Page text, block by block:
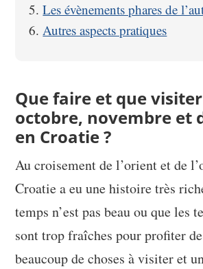
Les évènements phares de
Autres aspects pratiques
Que faire et que
octobre, novembre et
en Croatie ?
Au croisement de l’orient et de
Croatie a eu une histoire très
temps n’est pas beau ou que les
sont trop fraîches pour profiter
beaucoup de choses à visiter et